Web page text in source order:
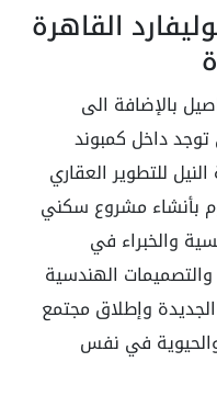
القاهرة
بالإضافة الى
توجد داخل كمبوند
للتطوير العقاري
لكي تقوم بأنشاء مشروع سكني
والخبراء في
الهندسية
وإطلاق مجتمع
في نفس